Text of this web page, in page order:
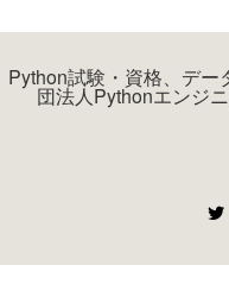
Python試験・資格、デ
団法人Pythonエンジ
RSS